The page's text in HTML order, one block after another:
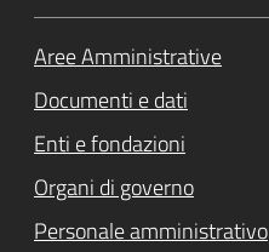
Aree Amministrative
Documenti e dati
Enti e fondazioni
Organi di governo
Personale amministrativo